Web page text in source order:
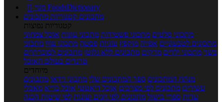

מנוי FoodsDictionary
מתכונים קטגוריות מתכונים
קטגוריות נפוצות
מתכוני סלטים מתכוני פשטידות מתכוני עוגות אוכל צמחוני
מתכונים לטבעוניים אפייה מוקפץ עוגיות פסטה מתכוני עוף מתכוני
בשר מתכוני ילדים מרקים מתכונים ללא גלוטן מתכונים לסוכרתיים
טרנדים בעולם האוכל
מיוחדים
מנתח המתכונים ספר המתכונים שלי מתכוני וידאו מתכונים
עשירים מתכונים לפי מצרכים אוכל דיאטטי אוכל בריא מאכלי
עדות ספרי בישול מתכונים לפי חגים ועונות לפי שיטות הכנה